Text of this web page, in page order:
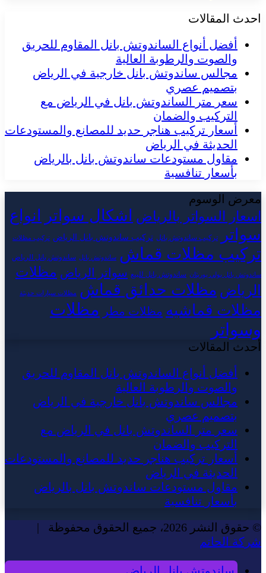
احدث المقالات
أفضل أنواع الساندوتش بانل المقاوم للحريق
والصوت والرطوبة العالية
مجالس ساندوتش بانل خارجية في الرياض
بتصميم عصري
سعر متر الساندوتش بانل في الرياض مع
التركيب والضمان
أسعار تركيب هناجر حديد للمصانع والمستودعات
الحديثة في الرياض
مقاول مستودعات ساندوتش بانل بالرياض
بأسعار تنافسية
معرض الوسوم
اسعار السواتر بالرياض اشكال سواتر
انواع
سواتر
تركيب ساندوتش بانل تركيب ساندوتش بانل الرياض تركيب مظلات
تركيب مظلات قماش ساندوتش بانل ساندوتش بانل الرياض
ساندوتش بانل بولي يوريثان ساندوتش بانل للبيع سواتر الرياض مظلات
الرياض مظلات حدائق قماش مظلات سيارات حديثة
مظلات قماشيه مظلات مطر مظلات
وسواتر
أحدث المقالات
أفضل أنواع الساندوتش بانل المقاوم للحريق
والصوت والرطوبة العالية
مجالس ساندوتش بانل خارجية في الرياض
بتصميم عصري
سعر متر الساندوتش بانل في الرياض مع
التركيب والضمان
أسعار تركيب هناجر حديد للمصانع والمستودعات
الحديثة في الرياض
مقاول مستودعات ساندوتش بانل بالرياض
بأسعار تنافسية
© حقوق النشر 2026، جميع الحقوق محفوظة |
شركة الحاتم